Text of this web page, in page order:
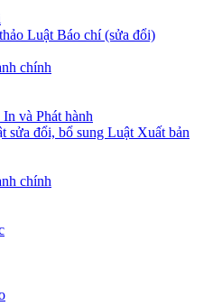
Luật Báo chí (sửa đổi)
chính
và Phát hành
sửa đổi, bổ sung Luật Xuất bản
chính